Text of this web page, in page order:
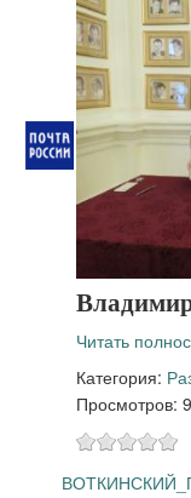
Читать
Категория:
Просмотров: